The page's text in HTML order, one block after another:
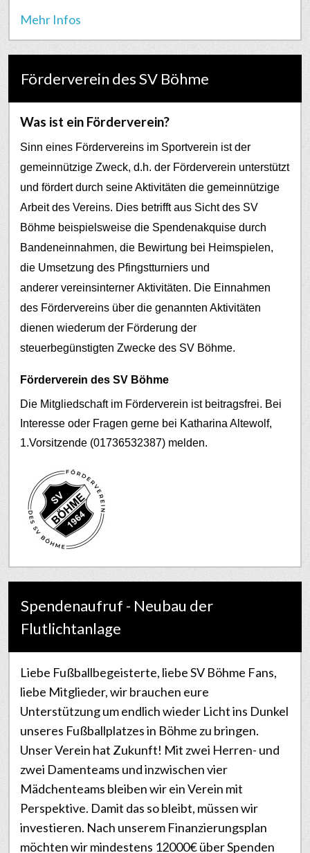
Mehr Infos
Förderverein des SV Böhme
Was ist ein Förderverein?
Sinn eines Fördervereins im Sportverein ist der
gemeinnützige Zweck, d.h. der Förderverein unterstützt
und fördert durch seine Aktivitäten die gemeinnützige
Arbeit des Vereins. Dies betrifft aus Sicht des SV
Böhme beispielsweise die Spendenakquise durch
Bandeneinnahmen, die Bewirtung bei Heimspielen,
die Umsetzung des Pfingstturniers und
anderer vereinsinterner Aktivitäten. Die Einnahmen
des Fördervereins über die genannten Aktivitäten
dienen wiederum der Förderung der
steuerbegünstigten Zwecke des SV Böhme.
Förderverein des SV Böhme
Die Mitgliedschaft im Förderverein ist beitragsfrei. Bei
Interesse oder Fragen gerne bei Katharina Altewolf,
1.Vorsitzende (01736532387) melden.
Spendenaufruf - Neubau der
Flutlichtanlage
Liebe Fußballbegeisterte, liebe SV Böhme Fans,
liebe Mitglieder, wir brauchen eure
Unterstützung um endlich wieder Licht ins Dunkel
unseres Fußballplatzes in Böhme zu bringen.
Unser Verein hat Zukunft! Mit zwei Herren- und
zwei Damenteams und inzwischen vier
Mädchenteams bleiben wir ein Verein mit
Perspektive. Damit das so bleibt, müssen wir
investieren. Nach unserem Finanzierungsplan
möchten wir mindestens 12000€ über Spenden